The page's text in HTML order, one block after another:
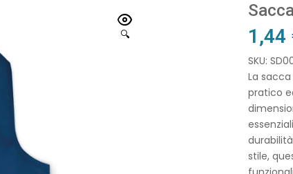
🔍 1,44
SKU:
La
pratico
stile,